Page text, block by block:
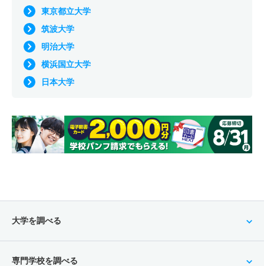
東京都立大学
筑波大学
明治大学
横浜国立大学
日本大学
大学を調べる
専門学校を調べる